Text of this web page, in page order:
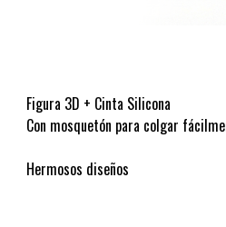
Figura 3D + Cinta Silicona
Con mosquetón para colgar
Hermosos diseños